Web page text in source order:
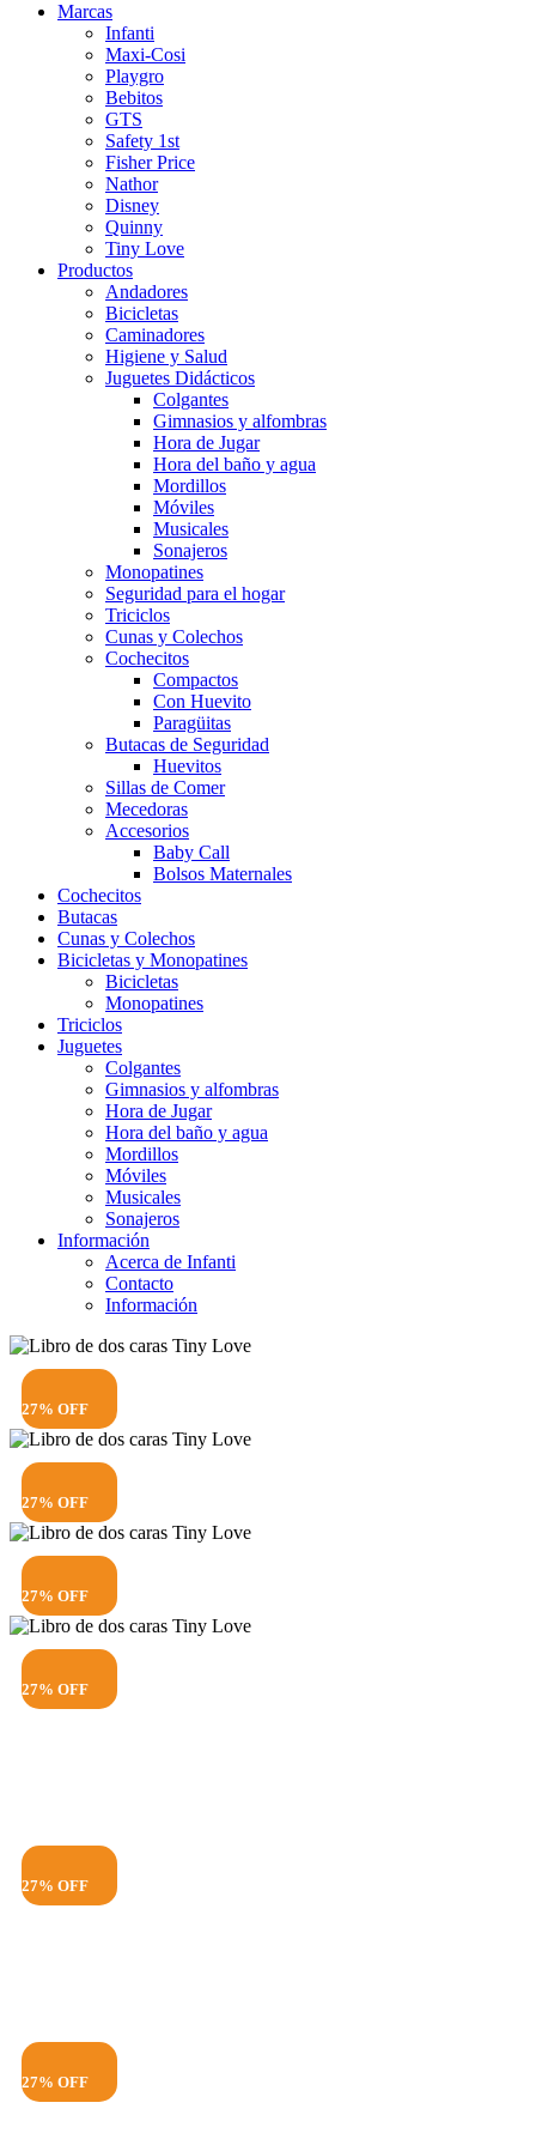
Marcas
Infanti
Maxi-Cosi
Playgro
Bebitos
GTS
Safety 1st
Fisher Price
Nathor
Disney
Quinny
Tiny Love
Productos
Andadores
Bicicletas
Caminadores
Higiene y Salud
Juguetes Didácticos
Colgantes
Gimnasios y alfombras
Hora de Jugar
Hora del baño y agua
Mordillos
Móviles
Musicales
Sonajeros
Monopatines
Seguridad para el hogar
Triciclos
Cunas y Colechos
Cochecitos
Compactos
Con Huevito
Paragüitas
Butacas de Seguridad
Huevitos
Sillas de Comer
Mecedoras
Accesorios
Baby Call
Bolsos Maternales
Cochecitos
Butacas
Cunas y Colechos
Bicicletas y Monopatines
Bicicletas
Monopatines
Triciclos
Juguetes
Colgantes
Gimnasios y alfombras
Hora de Jugar
Hora del baño y agua
Mordillos
Móviles
Musicales
Sonajeros
Información
Acerca de Infanti
Contacto
Información
27% OFF
27% OFF
27% OFF
27% OFF
27% OFF
27% OFF